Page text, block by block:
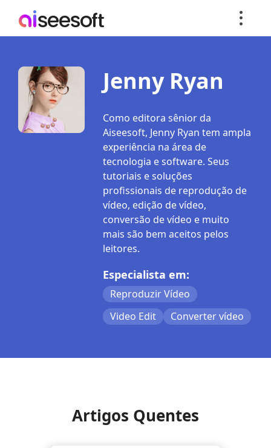
Jenny Ryan
Como editora sênior da
Aiseesoft, Jenny Ryan tem ampla
experiência na área de
tecnologia e software. Seus
tutoriais e soluções
profissionais de reprodução de
vídeo, edição de vídeo,
conversão de vídeo e muito
mais são bem aceitos pelos
leitores.
Especialista em:
Reproduzir Vídeo
Video Edit
Converter vídeo
Artigos Quentes